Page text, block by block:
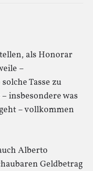
als Honorar
–
Tasse zu
insbesondere was
– vollkommen
Alberto
Geldbetrag